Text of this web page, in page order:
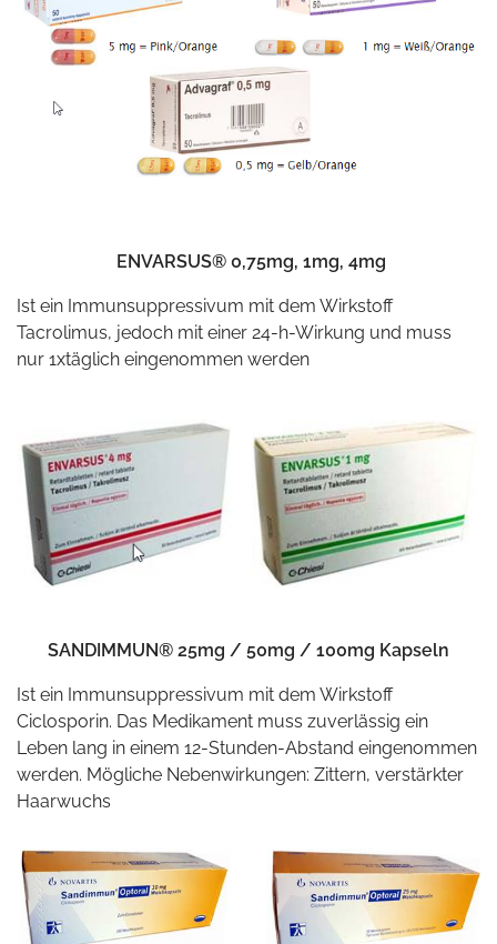
ENVARSUS® 0,75mg, 1mg, 4mg
Ist ein Immunsuppressivum mit dem Wirkstoff
Tacrolimus, jedoch mit einer 24-h-Wirkung und muss
nur 1xtäglich eingenommen werden
SANDIMMUN® 25mg / 50mg / 100mg Kapseln
Ist ein Immunsuppressivum mit dem Wirkstoff
Ciclosporin. Das Medikament muss zuverlässig ein
Leben lang in einem 12-Stunden-Abstand eingenommen
werden. Mögliche Nebenwirkungen: Zittern, verstärkter
Haarwuchs